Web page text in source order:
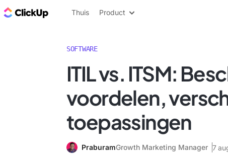
ClickUp Blog
Thuis Product
SOFTWARE
ITIL vs. ITSM:
voordelen,
toepassingen
PraburamGrowth Marketing Manager 7